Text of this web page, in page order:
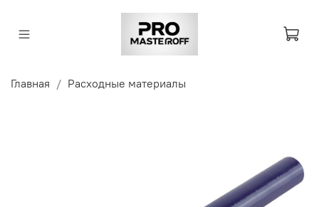
Главная Расходные материалы